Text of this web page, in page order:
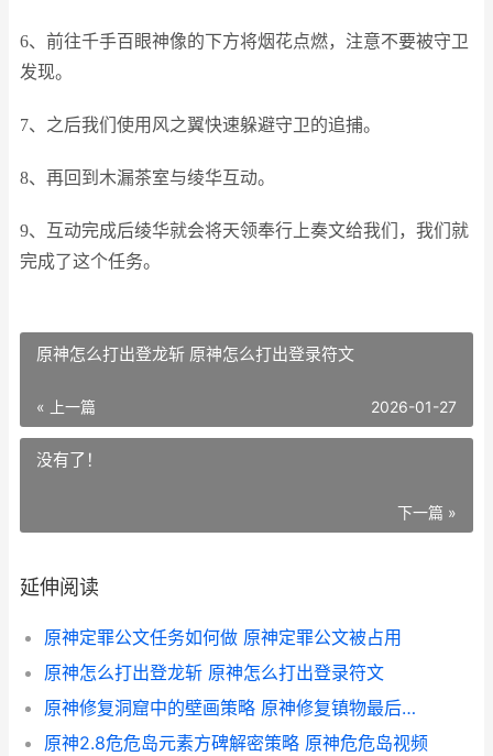
6、前往千手百眼神像的下方将烟花点燃，注意不要被守卫
发现。
7、之后我们使用风之翼快速躲避守卫的追捕。
8、再回到木漏茶室与绫华互动。
9、互动完成后绫华就会将天领奉行上奏文给我们，我们就
完成了这个任务。
原神怎么打出登龙斩 原神怎么打出登录符文
« 上一篇 2026-01-27
没有了！
下一篇 »
延伸阅读
原神定罪公文任务如何做 原神定罪公文被占用
原神怎么打出登龙斩 原神怎么打出登录符文
原神修复洞窟中的壁画策略 原神修复镇物最后一个珠子
原神2.8危危岛元素方碑解密策略 原神危危岛视频